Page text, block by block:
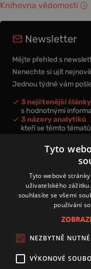
Knihovna vědomostí
Newsletter
Mějte přehled s
Nenechte si ujít
Jednou týdně vám
3 nejčtenější články
s hodnotnými
3 názory analytiků
kteří se těmto
nová videa a
k prohloubení
Přihlášením k
zpracování osobních údajů.
Zásady používání souborů
Autoři
Tyto
Tyto webové
uživatelského
souhlasíte se všemi
používání
NEZBYTNĚ
VÝKONOVÉ